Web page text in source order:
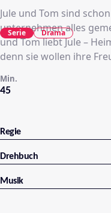
Jule und Tom sind
unternehmen alles
und Tom liebt Jule –
denn sie wollen ihre
45
Min.
Serie Drama
Regie
Drehbuch
Musik